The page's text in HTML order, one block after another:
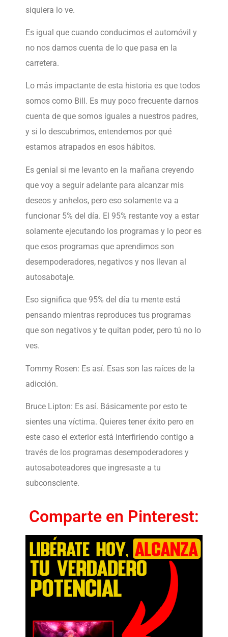
siquiera lo ve.
Es igual que cuando conducimos el automóvil y
no nos damos cuenta de lo que pasa en la
carretera.
Lo más impactante de esta historia es que todos
somos como Bill. Es muy poco frecuente darnos
cuenta de que somos iguales a nuestros padres,
y si lo descubrimos, entendemos por qué
estamos atrapados en esos hábitos.
Es genial si me levanto en la mañana creyendo
que voy a seguir adelante para alcanzar mis
deseos y anhelos, pero eso solamente va a
funcionar 5% del día. El 95% restante voy a estar
solamente ejecutando los programas y lo peor es
que esos programas que aprendimos son
desempoderadores, negativos y nos llevan al
autosabotaje.
Eso significa que 95% del día tu mente está
pensando mientras reproduces tus programas
que son negativos y te quitan poder, pero tú no lo
ves.
Tommy Rosen: Es así. Esas son las raíces de la
adicción.
Bruce Lipton: Es así. Básicamente por esto te
sientes una víctima. Quieres tener éxito pero en
este caso el exterior está interfiriendo contigo a
través de los programas desempoderadores y
autosaboteadores que ingresaste a tu
subconsciente.
Comparte en Pinterest: